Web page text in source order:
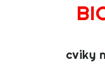
cviky